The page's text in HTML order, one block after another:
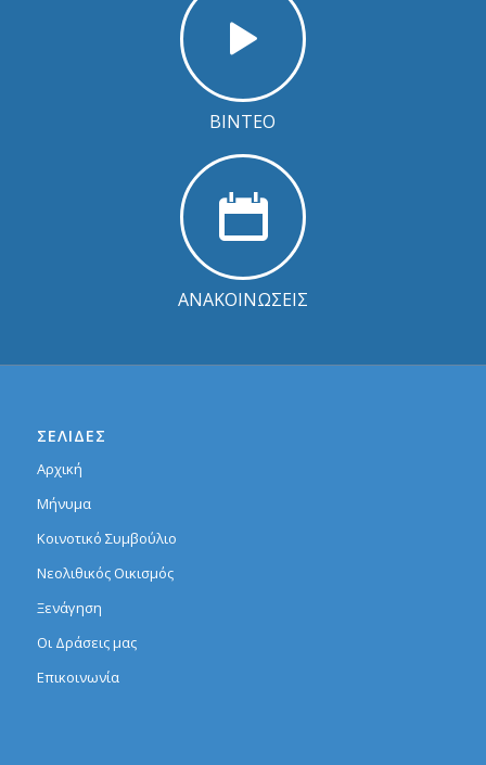
ΒΙΝΤΕΟ
ΑΝΑΚΟΙΝΩΣΕΙΣ
ΣΕΛΙΔΕΣ
Αρχική
Μήνυμα
Κοινοτικό Συμβούλιο
Νεολιθικός Οικισμός
Ξενάγηση
Οι Δράσεις μας
Επικοινωνία